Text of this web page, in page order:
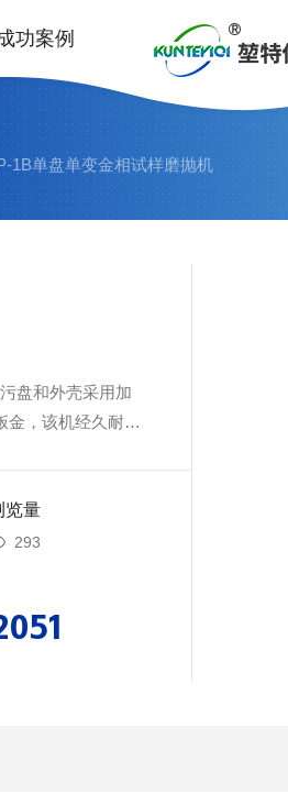
功案例
1B单盘单变金相试样磨抛机
盘和外壳采用加
金，该机经久耐
相试样不可少的
览量
293